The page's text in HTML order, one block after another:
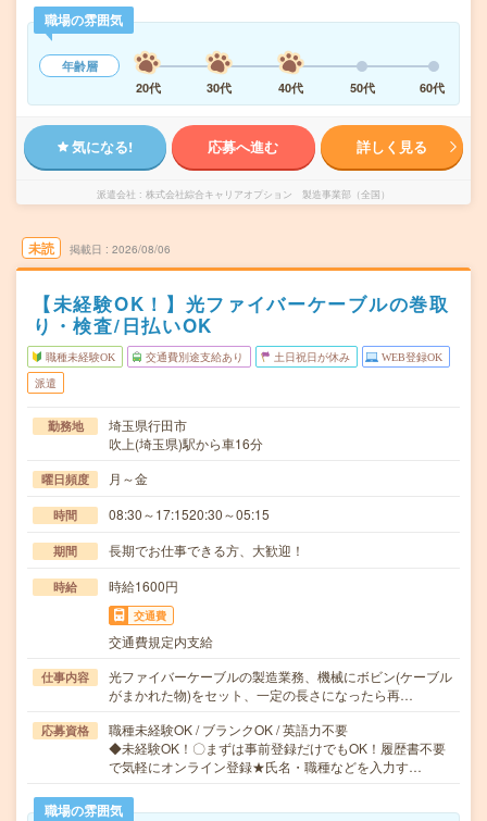
職場の雰囲気
年齢層
20代
30代 40代 50代 60代
気になる! 応募へ進む 詳しく見る
派遣会社 株式会社綜合キャリアオプション 製造事業部（全国）
未読 掲載日 2026/08/06
【未経験OK！】光ファイバーケーブルの巻取
り・検査/日払いOK
職種未経験OK 交通費別途支給あり 土日祝日が休み WEB登録OK
派遣
勤務地
埼玉県行田市
吹上(埼玉県)駅から車16分
曜日頻度 月～金
時間 08:30～17:1520:30～05:15
期間 長期でお仕事できる方、大歓迎！
時給 時給1600円
交通費
交通費規定内支給
仕事内容
光ファイバーケーブルの製造業務、機械にボビン(ケーブル
がまかれた物)をセット、一定の長さになったら再…
応募資格
職種未経験OK / ブランクOK / 英語力不要
◆未経験OK！〇まずは事前登録だけでもOK！履歴書不要
で気軽にオンライン登録★氏名・職種などを入力す…
職場の雰囲気